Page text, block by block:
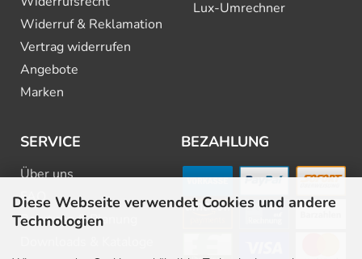
Diese Webseite verwendet Cookies und andere
Technologien
Widerruf & Reklamation
Vertrag widerrufen
Angebote
Marken
Lux-Umrechner
SERVICE
Über uns
FAQ
Beratung & Planung
BEZAHLUNG